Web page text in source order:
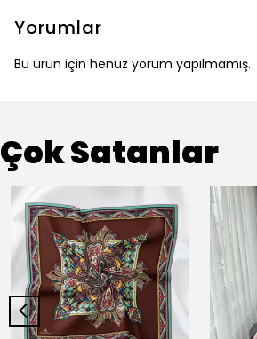
Yorumlar
Bu ürün için henüz yorum yapılmamış.
Çok Satanlar